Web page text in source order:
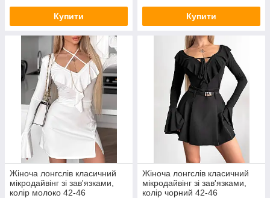
Купити Купити
Жіноча лонгслів класичний
мікродайвінг зі зав'язками,
колір молоко 42-46
Жіноча лонгслів класичний
мікродайвінг зі зав'язками,
колір чорний 42-46